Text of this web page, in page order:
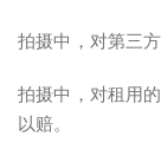
拍摄中，对第三
拍摄中，对租用
以赔。